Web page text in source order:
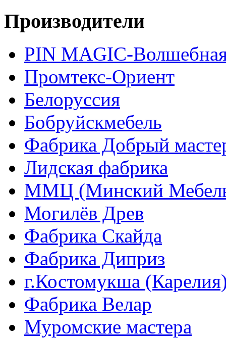
Производители
PIN MAGIС-
Промтекс-Ориент
Белоруссия
Бобруйскмебель
Фабрика Добрый
Лидская фабрика
ММЦ (Минский
Могилёв Древ
Фабрика Скайда
Фабрика Диприз
г.Костомукша
Фабрика Велар
Муромские мастера